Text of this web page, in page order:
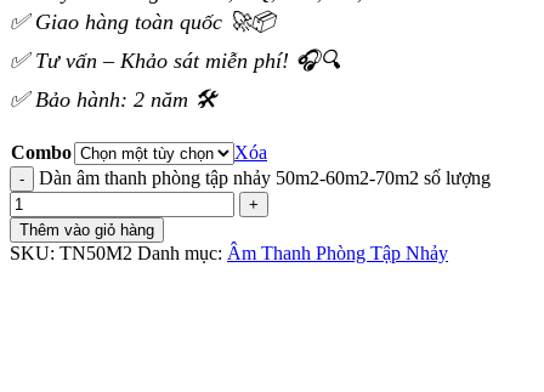
✅ Giao hàng toàn quốc 🚀📦
✅ Tư vấn – Khảo sát miễn phí! 🎧🔍
✅ Bảo hành: 2 năm 🛠️
Combo
Xóa
Dàn âm thanh phòng tập nhảy 50m2-60m2-70m2 số lượng
Thêm vào giỏ hàng
SKU: TN50M2 Danh mục: Âm Thanh Phòng Tập Nhảy